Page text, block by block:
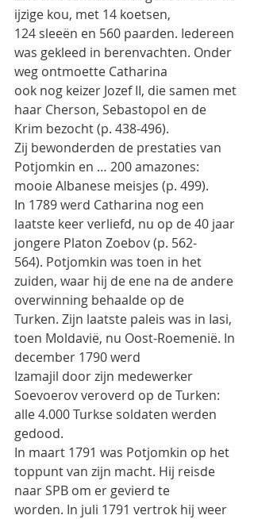
ijzige kou, met 14 koetsen,
124 sleeën en 560 paarden. Iedereen
was gekleed in berenvachten. Onder
weg ontmoette Catharina
ook nog keizer Jozef II, die samen met
haar Cherson, Sebastopol en de
Krim bezocht (p. 438-496).
Zij bewonderden de prestaties van
Potjomkin en … 200 amazones:
mooie Albanese meisjes (p. 499).
In 1789 werd Catharina nog een
laatste keer verliefd, nu op de 40 jaar
jongere Platon Zoebov (p. 562-
564). Potjomkin was toen in het
zuiden, waar hij de ene na de andere
overwinning behaalde op de
Turken. Zijn laatste paleis was in Iasi,
toen Moldavië, nu Oost-Roemenië. In
december 1790 werd
Izamajil door zijn medewerker
Soevoerov veroverd op de Turken:
alle 4.000 Turkse soldaten werden
gedood.
In maart 1791 was Potjomkin op het
toppunt van zijn macht. Hij reisde
naar SPB om er gevierd te
worden. In juli 1791 vertrok hij weer